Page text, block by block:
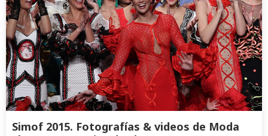
Simof 2015. Fotografías & videos de Moda